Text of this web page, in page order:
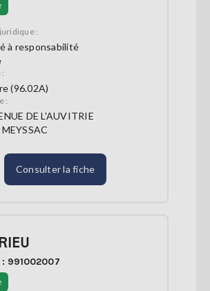
:
à responsabilité
(96.02A)
:
DE L'AUVITRIE
Consulter la fiche
: 991002007